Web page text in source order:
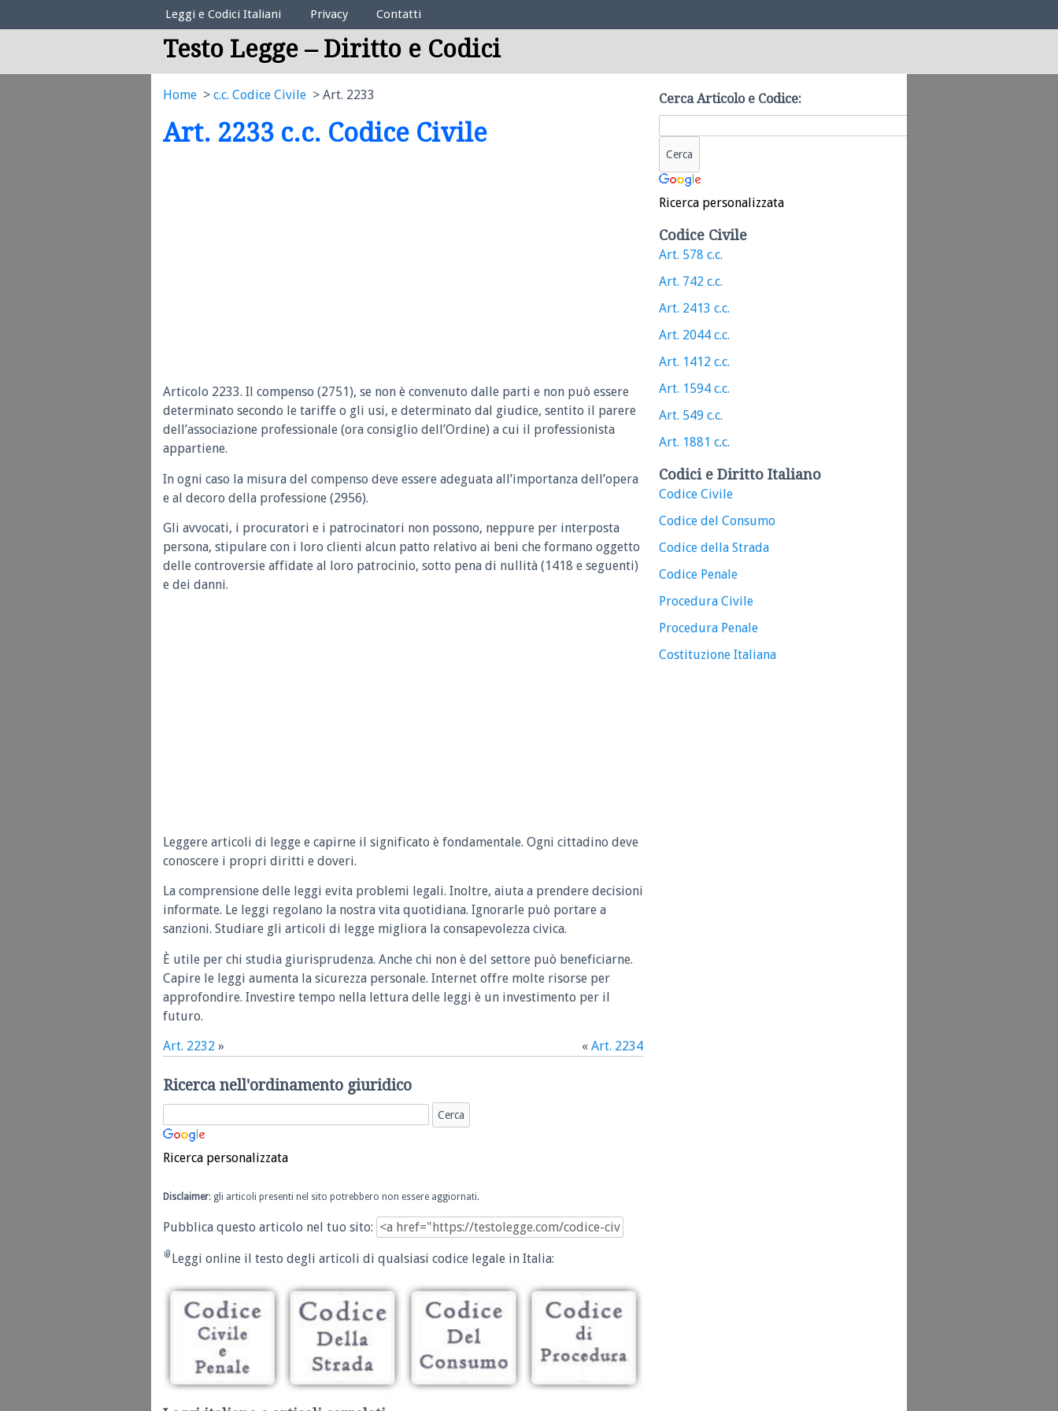
Elenco Codici Legali
Leggi e Codici Italiani Privacy Contatti
Testo Legge – Diritto e Codici
Home c.c. Codice Civile Art. 2233
Art. 2233 c.c. Codice Civile
Articolo 2233. Il compenso (2751), se non è convenuto dalle parti e non può essere
determinato secondo le tariffe o gli usi, e determinato dal giudice, sentito il parere
dell’associazione professionale (ora consiglio dell’Ordine) a cui il professionista
appartiene.
In ogni caso la misura del compenso deve essere adeguata all’importanza dell’opera
e al decoro della professione (2956).
Gli avvocati, i procuratori e i patrocinatori non possono, neppure per interposta
persona, stipulare con i loro clienti alcun patto relativo ai beni che formano oggetto
delle controversie affidate al loro patrocinio, sotto pena di nullità (1418 e seguenti)
e dei danni.
Leggere articoli di legge e capirne il significato è fondamentale. Ogni cittadino deve
conoscere i propri diritti e doveri.
La comprensione delle leggi evita problemi legali. Inoltre, aiuta a prendere decisioni
informate. Le leggi regolano la nostra vita quotidiana. Ignorarle può portare a
sanzioni. Studiare gli articoli di legge migliora la consapevolezza civica.
È utile per chi studia giurisprudenza. Anche chi non è del settore può beneficiarne.
Capire le leggi aumenta la sicurezza personale. Internet offre molte risorse per
approfondire. Investire tempo nella lettura delle leggi è un investimento per il
futuro.
Art. 2232 » « Art. 2234
Ricerca nell'ordinamento giuridico
Ricerca personalizzata
Disclaimer: gli articoli presenti nel sito potrebbero non essere aggiornati.
Pubblica questo articolo nel tuo sito:
Leggi online il testo degli articoli di qualsiasi codice legale in Italia:
Cerca Articolo e Codice:
Ricerca personalizzata
Codice Civile
Art. 578 c.c.
Art. 742 c.c.
Art. 2413 c.c.
Art. 2044 c.c.
Art. 1412 c.c.
Art. 1594 c.c.
Art. 549 c.c.
Art. 1881 c.c.
Codici e Diritto Italiano
Codice Civile
Codice del Consumo
Codice della Strada
Codice Penale
Procedura Civile
Procedura Penale
Costituzione Italiana